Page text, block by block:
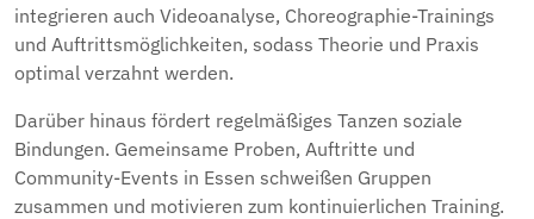
integrieren auch Videoanalyse, Choreographie-Trainings
und Auftrittsmöglichkeiten, sodass Theorie und Praxis
optimal verzahnt werden.
Darüber hinaus fördert regelmäßiges Tanzen soziale
Bindungen. Gemeinsame Proben, Auftritte und
Community-Events in Essen schweißen Gruppen
zusammen und motivieren zum kontinuierlichen Training.